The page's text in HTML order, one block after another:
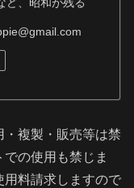
複製・販売等は禁
の使用も禁じま
用料請求しますので